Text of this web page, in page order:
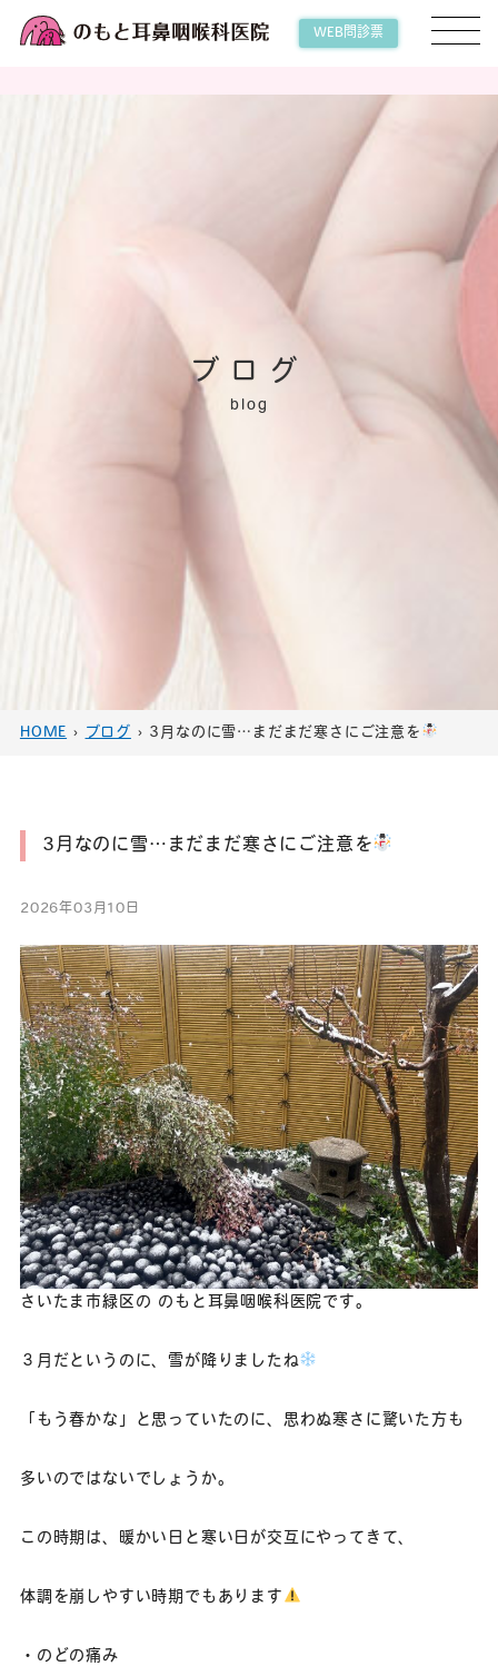
WEB問診票
ブログ
HOME › ブログ › 3月なのに雪…まだまだ寒さにご注意を
3月なのに雪…まだまだ寒さにご注意を
2026年03月10日
さいたま市緑区の のもと耳鼻咽喉科医院です。
３月だというのに、雪が降りましたね
「もう春かな」と思っていたのに、思わぬ寒さに驚いた方も
多いのではないでしょうか。
この時期は、暖かい日と寒い日が交互にやってきて、
体調を崩しやすい時期でもあります
・のどの痛み